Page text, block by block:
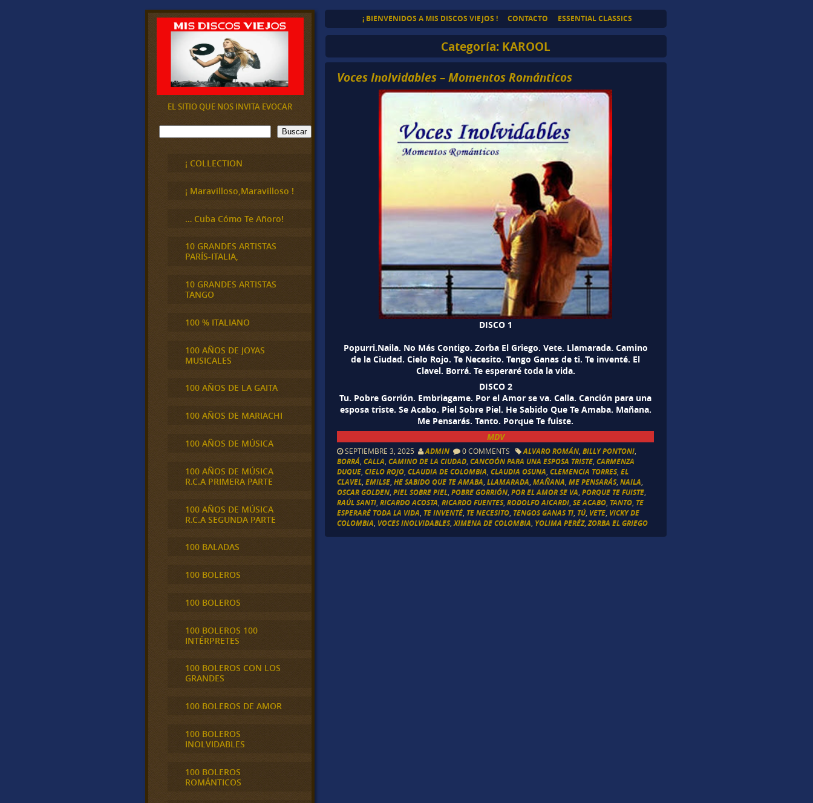
¡ BIENVENIDOS A MIS DISCOS VIEJOS ! CONTACTO ESSENTIAL CLASSICS
Categoría: KAROOL
Voces Inolvidables – Momentos Románticos
DISCO 1
Popurri.Naila. No Más Contigo. Zorba El Griego. Vete. Llamarada. Camino
de la Ciudad. Cielo Rojo. Te Necesito. Tengo Ganas de ti. Te inventé. El
Clavel. Borrá. Te esperaré toda la vida.
DISCO 2
Tu. Pobre Gorrión. Embriagame. Por el Amor se va. Calla. Canción para una
esposa triste. Se Acabo. Piel Sobre Piel. He Sabido Que Te Amaba. Mañana.
Me Pensarás. Tanto. Porque Te fuiste.
MDV
SEPTIEMBRE 3, 2025 ADMIN 0 COMMENTS ALVARO ROMÁN,BILLY PONTONI,
BORRÁ,CALLA,CAMINO DE LA CIUDAD,CANCOÓN PARA UNA ESPOSA TRISTE,CARMENZA
DUQUE,CIELO ROJO,CLAUDIA DE COLOMBIA,CLAUDIA OSUNA,CLEMENCIA TORRES,EL
CLAVEL,EMILSE,HE SABIDO QUE TE AMABA,LLAMARADA,MAÑANA,ME PENSARÁS,NAILA,
OSCAR GOLDEN,PIEL SOBRE PIEL,POBRE GORRIÓN,POR EL AMOR SE VA,PORQUE TE FUISTE,
RAÚL SANTI,RICARDO ACOSTA,RICARDO FUENTES,RODOLFO AICARDI,SE ACABO, TANTO, TE
ESPERARÉ TODA LA VIDA, TE INVENTÉ, TE NECESITO, TENGOS GANAS TI, TÚ, VETE, VICKY DE
COLOMBIA, VOCES INOLVIDABLES,XIMENA DE COLOMBIA, YOLIMA PERÉZ,ZORBA EL GRIEGO
EL SITIO QUE NOS INVITA EVOCAR
B
u
Buscar
¡ COLLECTION
¡ Maravilloso,Maravilloso !
… Cuba Cómo Te Añoro!
10 GRANDES ARTISTAS
PARÍS-ITALIA,
10 GRANDES ARTISTAS
TANGO
100 % ITALIANO
100 AÑOS DE JOYAS
MUSICALES
100 AÑOS DE LA GAITA
100 AÑOS DE MARIACHI
100 AÑOS DE MÚSICA
100 AÑOS DE MÚSICA
R.C.A PRIMERA PARTE
100 AÑOS DE MÚSICA
R.C.A SEGUNDA PARTE
100 BALADAS
100 BOLEROS
100 BOLEROS
100 BOLEROS 100
INTÉRPRETES
100 BOLEROS CON LOS
GRANDES
100 BOLEROS DE AMOR
100 BOLEROS
INOLVIDABLES
100 BOLEROS
ROMÁNTICOS